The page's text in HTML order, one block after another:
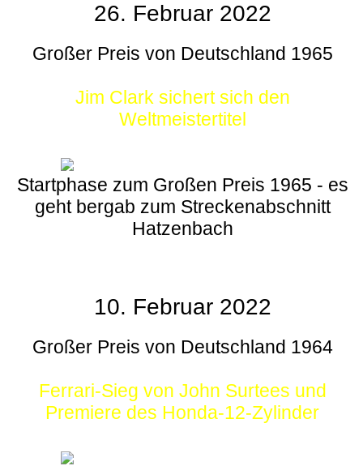
26. Februar 2022
Großer Preis von Deutschland 1965
Jim Clark sichert sich den
Weltmeistertitel
Startphase zum Großen Preis 1965 - es
geht bergab zum Streckenabschnitt
Hatzenbach
10. Februar 2022
Großer Preis von Deutschland 1964
Ferrari-Sieg von John Surtees und
Premiere des Honda-12-Zylinder